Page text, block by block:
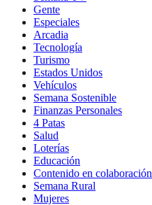
Gente
Especiales
Arcadia
Tecnología
Turismo
Estados Unidos
Vehículos
Semana Sostenible
Finanzas Personales
4 Patas
Salud
Loterías
Educación
Contenido en colaboración
Semana Rural
Mujeres